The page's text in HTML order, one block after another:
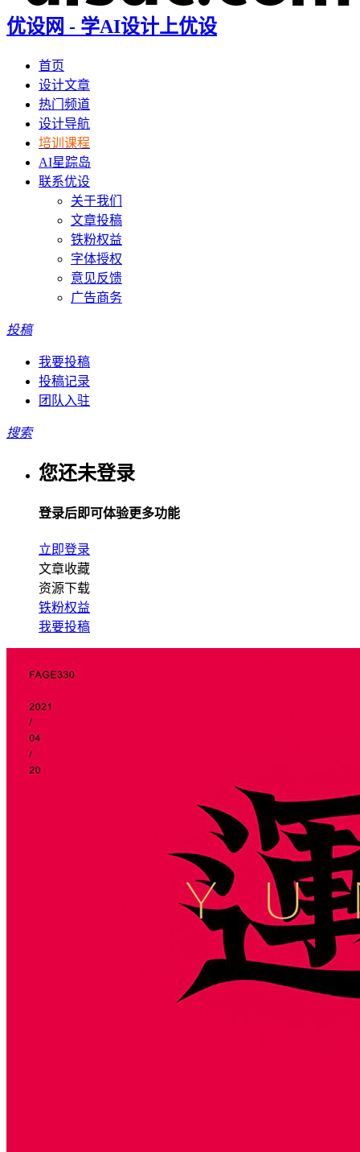
优设网 - 学AI设计上优设
首页
设计文章
热门频道
设计导航
培训课程
AI星踪岛
联系优设
关于我们
文章投稿
铁粉权益
字体授权
意见反馈
广告商务
投稿
我要投稿
投稿记录
团队入驻
搜索
您还未登录
登录后即可体验更多功能
立即登录
文章收藏
资源下载
铁粉权益
我要投稿